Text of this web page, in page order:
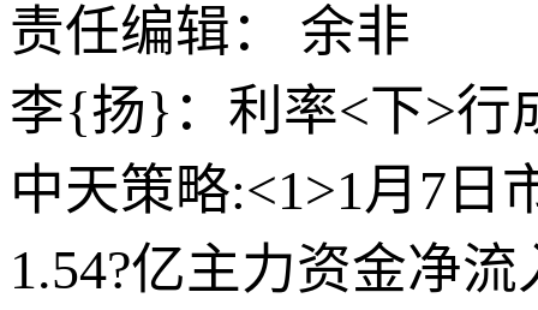
责任编辑： 余非
李{扬}：利率<下>行
中天策略:<1>1月7日
1.54?亿主力资金净